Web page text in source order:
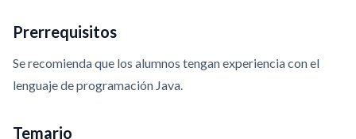
Prerrequisitos
Se recomienda que los alumnos tengan experiencia con el
lenguaje de programación Java.
Temario